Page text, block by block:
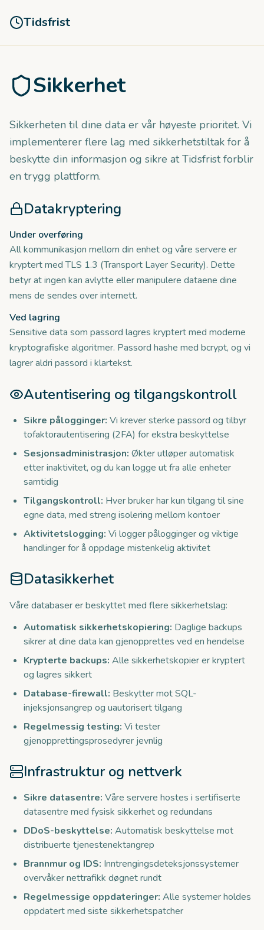
Tidsfrist
Sikkerhet
Sikkerheten til dine data er vår høyeste prioritet. Vi
implementerer flere lag med sikkerhetstiltak for å
beskytte din informasjon og sikre at Tidsfrist forblir
en trygg plattform.
Datakryptering
Under overføring
All kommunikasjon mellom din enhet og våre servere er
kryptert med TLS 1.3 (Transport Layer Security). Dette
betyr at ingen kan avlytte eller manipulere dataene dine
mens de sendes over internett.
Ved lagring
Sensitive data som passord lagres kryptert med moderne
kryptografiske algoritmer. Passord hashe med bcrypt, og vi
lagrer aldri passord i klartekst.
Autentisering og tilgangskontroll
Sikre pålogginger: Vi krever sterke passord og tilbyr
tofaktorautentisering (2FA) for ekstra beskyttelse
Sesjonsadministrasjon: Økter utløper automatisk
etter inaktivitet, og du kan logge ut fra alle enheter
samtidig
Tilgangskontroll: Hver bruker har kun tilgang til sine
egne data, med streng isolering mellom kontoer
Aktivitetslogging: Vi logger pålogginger og viktige
handlinger for å oppdage mistenkelig aktivitet
Datasikkerhet
Våre databaser er beskyttet med flere sikkerhetslag:
Automatisk sikkerhetskopiering: Daglige backups
sikrer at dine data kan gjenopprettes ved en hendelse
Krypterte backups: Alle sikkerhetskopier er kryptert
og lagres sikkert
Database-firewall: Beskytter mot SQL-
injeksjonsangrep og uautorisert tilgang
Regelmessig testing: Vi tester
gjenopprettingsprosedyrer jevnlig
Infrastruktur og nettverk
Sikre datasentre: Våre servere hostes i sertifiserte
datasentre med fysisk sikkerhet og redundans
DDoS-beskyttelse: Automatisk beskyttelse mot
distribuerte tjenestenektangrep
Brannmur og IDS: Inntrengingsdeteksjonssystemer
overvåker nettrafikk døgnet rundt
Regelmessige oppdateringer: Alle systemer holdes
oppdatert med siste sikkerhetspatcher